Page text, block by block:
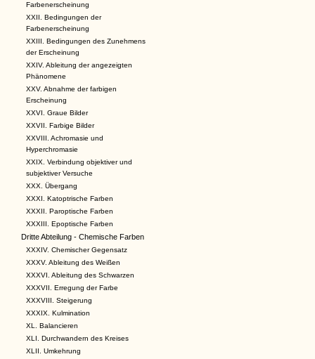
Farbenerscheinung
XXII. Bedingungen der
Farbenerscheinung
XXIII. Bedingungen des Zunehmens
der Erscheinung
XXIV. Ableitung der angezeigten
Phänomene
XXV. Abnahme der farbigen
Erscheinung
XXVI. Graue Bilder
XXVII. Farbige Bilder
XXVIII. Achromasie und
Hyperchromasie
XXIX. Verbindung objektiver und
subjektiver Versuche
XXX. Übergang
XXXI. Katoptrische Farben
XXXII. Paroptische Farben
XXXIII. Epoptische Farben
Dritte Abteilung - Chemische Farben
XXXIV. Chemischer Gegensatz
XXXV. Ableitung des Weißen
XXXVI. Ableitung des Schwarzen
XXXVII. Erregung der Farbe
XXXVIII. Steigerung
XXXIX. Kulmination
XL. Balancieren
XLI. Durchwandern des Kreises
XLII. Umkehrung